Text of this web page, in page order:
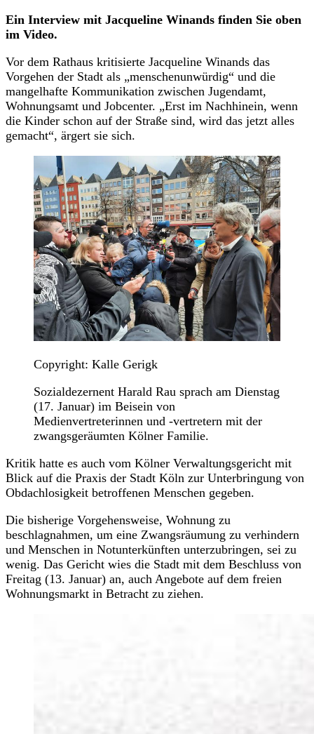
Ein Interview mit Jacqueline Winands finden Sie oben
im Video.
Vor dem Rathaus kritisierte Jacqueline Winands das
Vorgehen der Stadt als „menschenunwürdig“ und die
mangelhafte Kommunikation zwischen Jugendamt,
Wohnungsamt und Jobcenter. „Erst im Nachhinein, wenn
die Kinder schon auf der Straße sind, wird das jetzt alles
gemacht“, ärgert sie sich.
Copyright: Kalle Gerigk
Sozialdezernent Harald Rau sprach am Dienstag
(17. Januar) im Beisein von
Medienvertreterinnen und -vertretern mit der
zwangsgeräumten Kölner Familie.
Kritik hatte es auch vom Kölner Verwaltungsgericht mit
Blick auf die Praxis der Stadt Köln zur Unterbringung von
Obdachlosigkeit betroffenen Menschen gegeben.
Die bisherige Vorgehensweise, Wohnung zu
beschlagnahmen, um eine Zwangsräumung zu verhindern
und Menschen in Notunterkünften unterzubringen, sei zu
wenig. Das Gericht wies die Stadt mit dem Beschluss von
Freitag (13. Januar) an, auch Angebote auf dem freien
Wohnungsmarkt in Betracht zu ziehen.